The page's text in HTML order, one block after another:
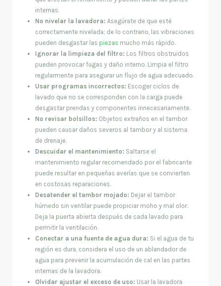
internas.
No nivelar la lavadora: Asegúrate de que esté
correctamente nivelada; de lo contrario, las vibraciones
pueden desgastar las piezas mucho más rápido.
Ignorar la limpieza del filtro: Los filtros obstruidos
pueden provocar fugas y daño interno. Limpia el filtro
regularmente para asegurar un flujo de agua adecuado.
Usar programas incorrectos: Escoger ciclos de
lavado que no se corresponden con la carga puede
desgastar prendas y componentes innecesariamente.
No revisar bolsillos: Objetos extraños en el tambor
pueden causar daños severos al tambor y al sistema
de drenaje.
Descuidar el mantenimiento: Saltarse el
mantenimiento regular recomendado por el fabricante
puede resultar en pequeñas averías que se convierten
en costosas reparaciones.
Desatender el tambor mojado: Dejar el tambor
húmedo sin ventilar puede propiciar moho y mal olor.
Deja la puerta abierta después de cada lavado para
permitir la ventilación.
Conectar a una fuente de agua dura: Si el agua de tu
región es dura, considera el uso de un ablandador de
agua para prevenir la acumulación de cal en las partes
internas de la lavadora.
Olvidar ajustar el exceso de uso: Usar la lavadora